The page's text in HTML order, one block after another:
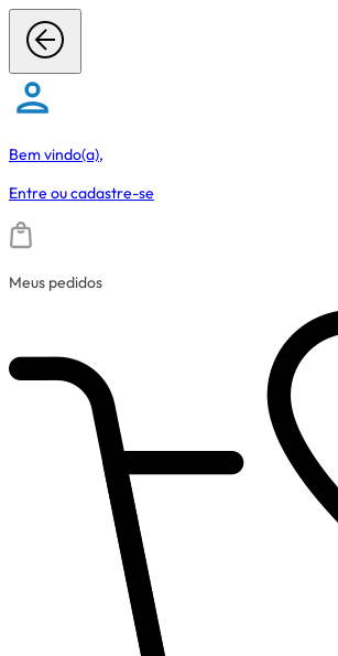
Bem vindo(a),
Entre oucadastre-se
Meus pedidos